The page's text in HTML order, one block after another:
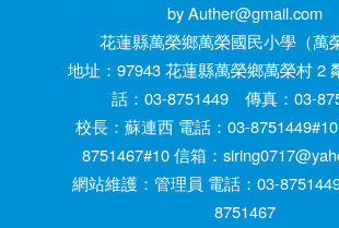
by Auther@gmail.com
花蓮縣萬榮鄉萬榮國民小學（萬
地址：97943 花蓮縣萬榮鄉萬榮村
話：03-8751449 傳真：03-
校長：蘇連西 電話：03-
8751467#10 信箱：
網站維護：管理員 電話：03-
8751467